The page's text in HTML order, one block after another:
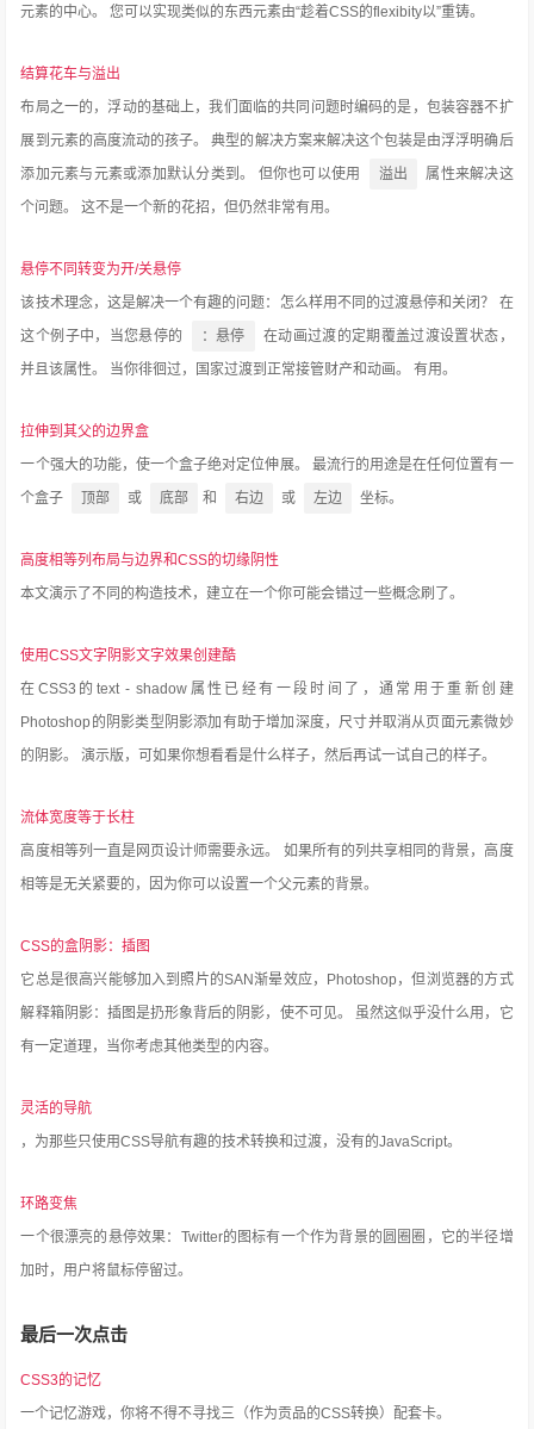
元素的中心。
您可以实现类似的东西元素由“趁着CSS的flexibity以”重铸。
结算花车与溢出
布局之一的，浮动的基础上，我们面临的共同问题时编码的是，包装容器不扩
展到元素的高度流动的孩子。
典型的解决方案来解决这个包装是由浮浮明确后
添加元素与元素或添加默认分类到。
但你也可以使用 溢出
属性来解决这
个问题。
这不是一个新的花招，但仍然非常有用。
悬停不同转变为开/关悬停
该技术理念，这是解决一个有趣的问题：怎么样用不同的过渡悬停和关闭？
在
这个例子中，当您悬停的
：悬停
在动画过渡的定期覆盖过渡设置状态，
并且该属性。
当你徘徊过，国家过渡到正常接管财产和动画。 有用。
拉伸到其父的边界盒
一个强大的功能，使一个盒子绝对定位伸展。
最流行的用途是在任何位置有一
个盒子
顶部 或 底部 和 右边 或 左边 坐标。
高度相等列布局与边界和CSS的切缘阴性
本文演示了不同的构造技术，建立在一个你可能会错过一些概念刷了。
使用CSS文字阴影文字效果创建酷
在CSS3的text - shadow属性已经有一段时间了，通常用于重新创建
Photoshop的阴影类型阴影添加有助于增加深度，尺寸并取消从页面元素微妙
的阴影。
演示版，可如果你想看看是什么样子，然后再试一试自己的样子。
流体宽度等于长柱
高度相等列一直是网页设计师需要永远。
如果所有的列共享相同的背景，高度
相等是无关紧要的，因为你可以设置一个父元素的背景。
CSS的盒阴影：插图
它总是很高兴能够加入到照片的SAN渐晕效应，Photoshop，但浏览器的方式
解释箱阴影：插图是扔形象背后的阴影，使不可见。
虽然这似乎没什么用，它
有一定道理，当你考虑其他类型的内容。
灵活的导航
，为那些只使用CSS导航有趣的技术转换和过渡，没有的JavaScript。
环路变焦
一个很漂亮的悬停效果：Twitter的图标有一个作为背景的圆圈圈，它的半径增
加时，用户将鼠标停留过。
最后一次点击
CSS3的记忆
一个记忆游戏，你将不得不寻找三（作为贡品的CSS转换）配套卡。